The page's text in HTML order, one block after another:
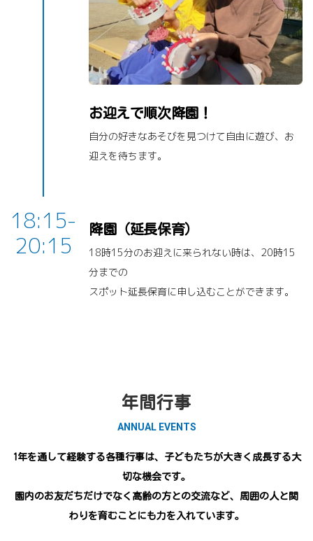
お迎えで順次降園！
自分の好きなあそびを見つけて自由に遊び、お
迎えを待ちます。
18:15-
20:15
降園（延長保育）
18時15分のお迎えに来られない時は、20時15
分までの
スポット延長保育に申し込むことができます。
年間行事
ANNUAL EVENTS
1年を通して経験する各種行事は、子どもたちが大きく成長する大
切な機会です。
園内のお友だちだけでなく高齢の方との交流など、周囲の人と関
わりを育むことにも力を入れています。